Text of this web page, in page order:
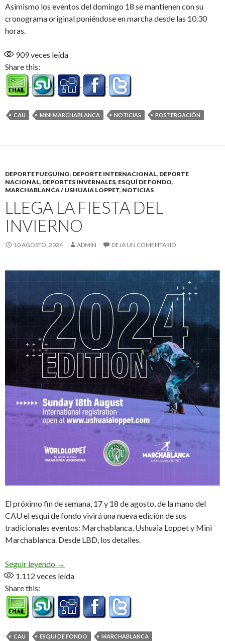
Asimismo los eventos del domingo 18 se mantienen con su
cronograma original poniéndose en marcha desde las 10.30
horas.
909veces leída
Share this:
CAU MINI MARCHABLANCA NOTICIAS POSTERGACIÓN
DEPORTE FUEGUINO, DEPORTE INTERNACIONAL, DEPORTE
NACIONAL, DEPORTES INVERNALES, ESQUÍ DE FONDO,
MARCHABLANCA / USHUAIA LOPPET, NOTICIAS
LLEGA LA FIESTA DEL
INVIERNO
10 AGOSTO, 2024 ADMIN DEJA UN COMENTARIO
El próximo fin de semana, 17 y 18 de agosto, de la mano del
CAU el esqui de fondo vivirá una nueva edición de sus
tradicionales eventos: Marchablanca, Ushuaia Loppet y Mini
Marchablanca. Desde LBD, los detalles.
Seguir leyendo Llega La fiesta del invierno
→
1.112 veces leída
Share this:
CAU ESQUI DE FONDO
MARCHABLANCA